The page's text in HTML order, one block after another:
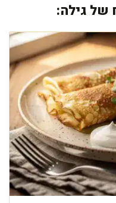
של גילה: